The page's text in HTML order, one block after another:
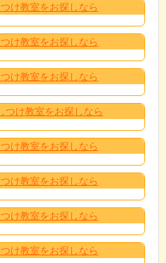
け教室をお探しなら
け教室をお探しなら
け教室をお探しなら
つけ教室をお探しなら
け教室をお探しなら
け教室をお探しなら
け教室をお探しなら
け教室をお探しなら